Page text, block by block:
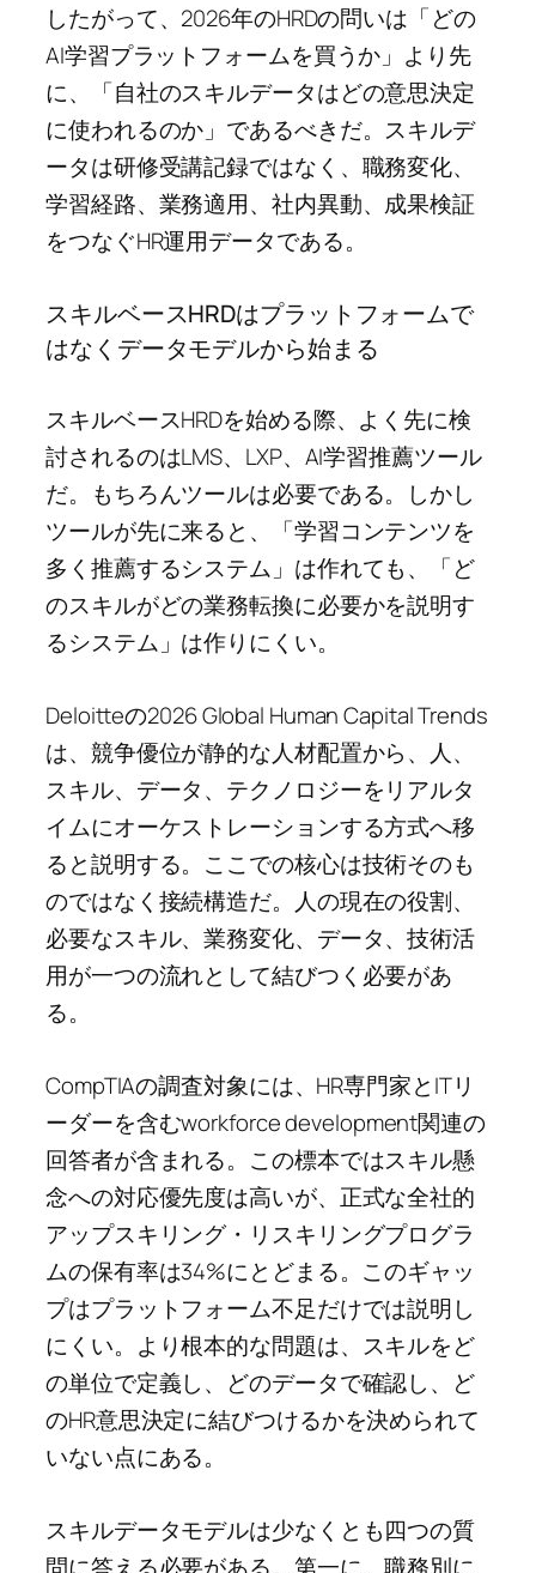
したがって、2026年のHRDの問いは「どの
AI学習プラットフォームを買うか」より先
に、「自社のスキルデータはどの意思決定
に使われるのか」であるべきだ。スキルデ
ータは研修受講記録ではなく、職務変化、
学習経路、業務適用、社内異動、成果検証
をつなぐHR運用データである。
スキルベースHRDはプラットフォームで
はなくデータモデルから始まる
スキルベースHRDを始める際、よく先に検
討されるのはLMS、LXP、AI学習推薦ツール
だ。もちろんツールは必要である。しかし
ツールが先に来ると、「学習コンテンツを
多く推薦するシステム」は作れても、「ど
のスキルがどの業務転換に必要かを説明す
るシステム」は作りにくい。
Deloitteの2026 Global Human Capital Trends
は、競争優位が静的な人材配置から、人、
スキル、データ、テクノロジーをリアルタ
イムにオーケストレーションする方式へ移
ると説明する。ここでの核心は技術そのも
のではなく接続構造だ。人の現在の役割、
必要なスキル、業務変化、データ、技術活
用が一つの流れとして結びつく必要があ
る。
CompTIAの調査対象には、HR専門家とITリ
ーダーを含むworkforce development関連の
回答者が含まれる。この標本ではスキル懸
念への対応優先度は高いが、正式な全社的
アップスキリング・リスキリングプログラ
ムの保有率は34%にとどまる。このギャッ
プはプラットフォーム不足だけでは説明し
にくい。より根本的な問題は、スキルをど
の単位で定義し、どのデータで確認し、ど
のHR意思決定に結びつけるかを決められて
いない点にある。
スキルデータモデルは少なくとも四つの質
問に答える必要がある。第一に、職務別に